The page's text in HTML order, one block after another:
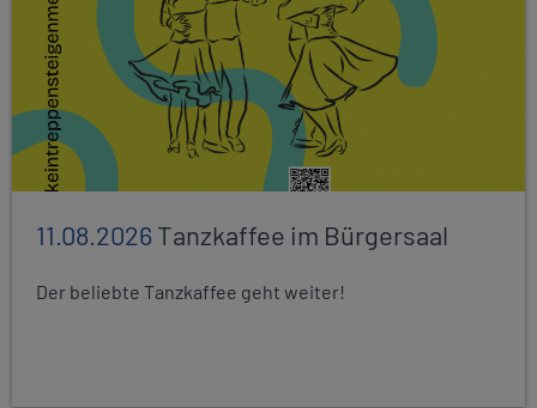
11.08.2026Tanzkaffee im Bürgersaal
Der beliebte Tanzkaffee geht weiter!